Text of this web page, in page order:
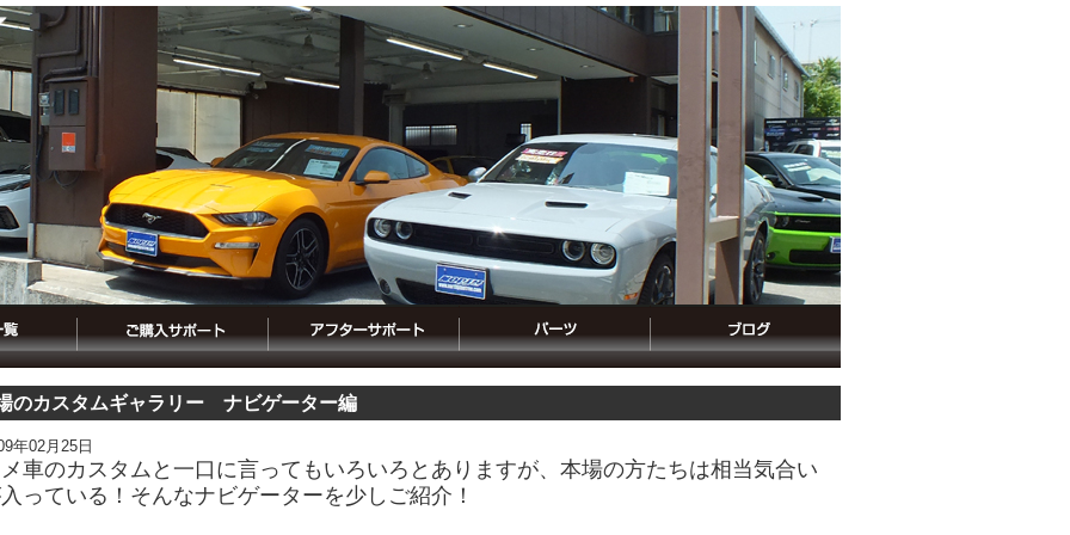
のカスタムギャラリー ナビゲーター編
年02月25日
車のカスタムと一口に言ってもいろいろとありますが、本場の方たちは相当気合い
っている！そんなナビゲーターを少しご紹介！